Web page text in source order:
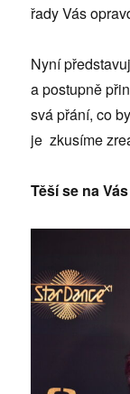
řady Vás
Nyní
a postupně
svá přání, co
je zkusíme
Těší se na